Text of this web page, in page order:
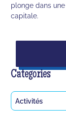
plonge dans
capitale.
Categories
Activités